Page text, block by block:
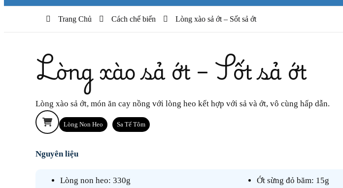
Trang Chủ Cách chế biến Lòng xào sả ớt – Sốt sả ớt
Lòng xào sả ớt – Sốt sả ớt
Lòng xào sả ớt, món ăn cay nồng với lòng heo kết hợp với sả và ớt, vô cùng hấp dẫn.
Lòng Non Heo Sa Tế Tôm
Nguyên liệu
Lòng non heo: 330g
Ớt sừng đỏ băm: 15g